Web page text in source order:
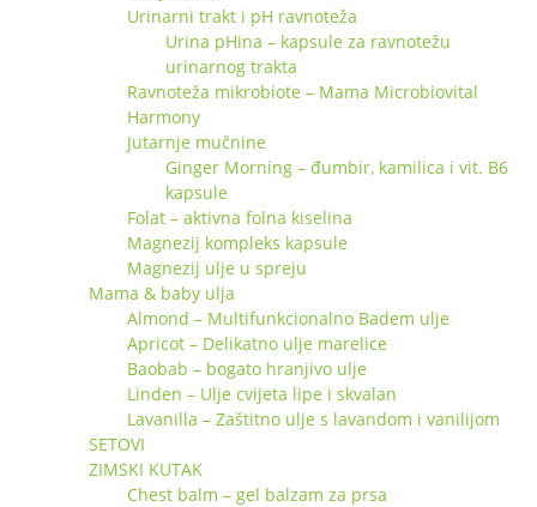
Urinarni trakt i pH ravnoteža
Urina pHina – kapsule za ravnotežu
urinarnog trakta
Ravnoteža mikrobiote – Mama Microbiovital
Harmony
Jutarnje mučnine
Ginger Morning – đumbir, kamilica i vit. B6
kapsule
Folat – aktivna folna kiselina
Magnezij kompleks kapsule
Magnezij ulje u spreju
Mama & baby ulja
Almond – Multifunkcionalno Badem ulje
Apricot – Delikatno ulje marelice
Baobab – bogato hranjivo ulje
Linden – Ulje cvijeta lipe i skvalan
Lavanilla – Zaštitno ulje s lavandom i vanilijom
SETOVI
ZIMSKI KUTAK
Chest balm – gel balzam za prsa